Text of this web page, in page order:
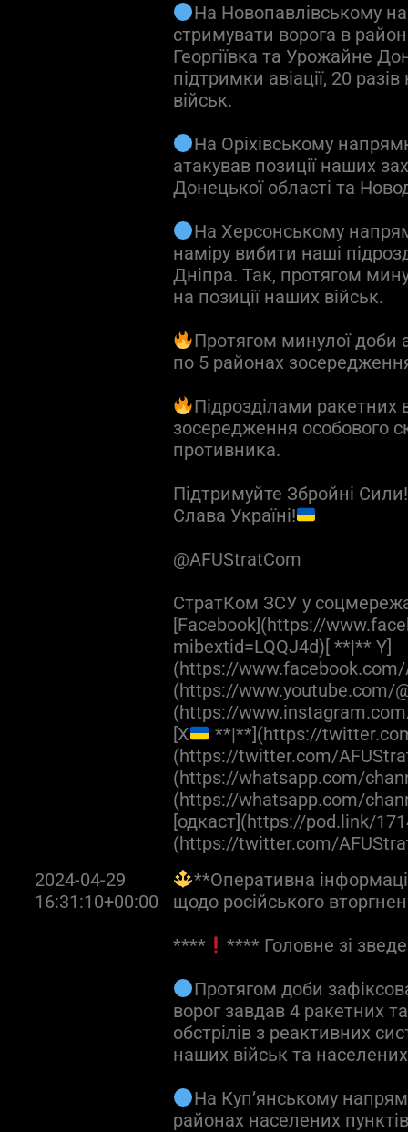
На Новопавлівському
стримувати ворога в
Георгіївка та Урожайне
підтримки авіації, 20
військ.
На Оріхівському
атакував позиції наших
Донецької області та
На Херсонському
наміру вибити наші
Дніпра. Так, протягом
на позиції наших військ.
Протягом минулої доби
по 5 районах
Підрозділами ракетних
зосередження особового
противника.
Підтримуйте Збройні
Слава Україні!
@AFUStratCom
СтратКом ЗСУ у
[Facebook](https://
mibextid=LQQJ4d)[ **|** Y]
(https://
(https://www.youtube.com/
(https://
[X
**|**](https://
(https://twitter.com/
(https://whatsapp.com/
(https://whatsapp.com/
[одкаст](https://pod.link/
(https://twitter.com/
2024-04-29
16:31:10+00:00
**Оперативна
щодо російського
****
**** Головне зі
Протягом доби
ворог завдав 4 ракетних
обстрілів з реактивних
наших військ та
На Куп’янському
районах населених